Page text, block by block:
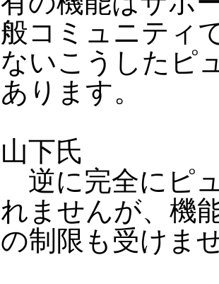
般コミュニティ
ないこうしたピ
あります。
山下氏
逆に完全にピ
れませんが、機
の制限も受けま